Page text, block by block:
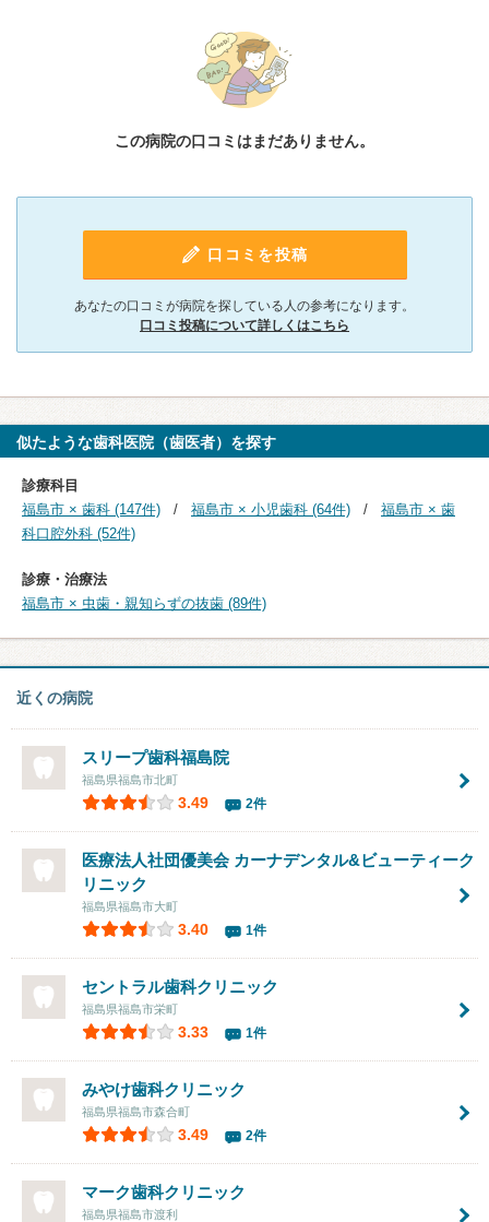
この病院の口コミはまだありません。
口コミを投稿
あなたの口コミが病院を探している人の参考になります。
口コミ投稿について詳しくはこちら
似たような歯科医院（歯医者）を探す
診療科目
福島市 × 歯科 (147件)
福島市 × 小児歯科 (64件)
福島市 × 歯
科口腔外科 (52件)
診療・治療法
福島市 × 虫歯・親知らずの抜歯 (89件)
近くの病院
スリープ歯科福島院
福島県福島市北町
3.49 2件
医療法人社団優美会 カーナデンタル&ビューティーク
リニック
福島県福島市大町
3.40 1件
セントラル歯科クリニック
福島県福島市栄町
3.33 1件
みやけ歯科クリニック
福島県福島市森合町
3.49 2件
マーク歯科クリニック
福島県福島市渡利